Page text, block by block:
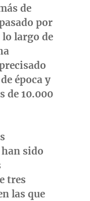
de
por
lo largo de
épocay
de 10.000
sido
tres
las que